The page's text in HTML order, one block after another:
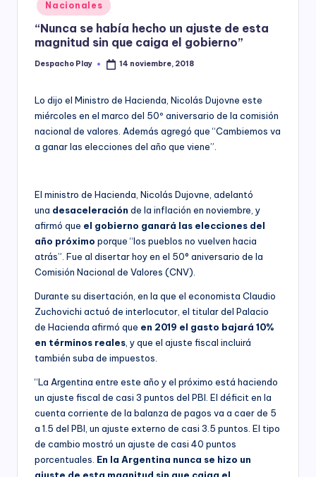
y
in
Nacionales
“Nunca se había hecho un ajuste de esta
magnitud sin que caiga el gobierno”
Posted
Despacho Play 14 noviembre, 2018
Lo dijo el Ministro de Hacienda, Nicolás Dujovne este
miércoles en el marco del 50º aniversario de la comisión
nacional de valores. Además agregó que “Cambiemos va
a ganar las elecciones del año que viene”.
El ministro de Hacienda, Nicolás Dujovne, adelantó
una desaceleración de la inflación en noviembre, y
afirmó que el gobierno ganará las elecciones del
año próximo porque “los pueblos no vuelven hacia
atrás”. Fue al disertar hoy en el 50° aniversario de la
Comisión Nacional de Valores (CNV).
Durante su disertación, en la que el economista Claudio
Zuchovichi actuó de interlocutor, el titular del Palacio
de Hacienda afirmó que en 2019 el gasto bajará 10%
en términos reales , y que el ajuste fiscal incluirá
también suba de impuestos.
“La Argentina entre este año y el próximo está haciendo
un ajuste fiscal de casi 3 puntos del PBI. El déficit en la
cuenta corriente de la balanza de pagos va a caer de 5
a 1.5 del PBI, un ajuste externo de casi 3.5 puntos. El tipo
de cambio mostró un ajuste de casi 40 puntos
porcentuales. En la Argentina nunca se hizo un
ajuste de esta magnitud sin que caiga el